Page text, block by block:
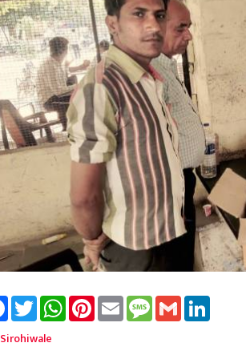
FacebookTwitterWhatsAppPinterest
Email Message
Gmail
Sirohiwale